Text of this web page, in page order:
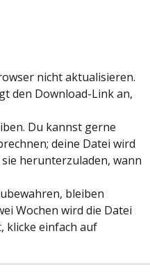
nicht aktualisieren.
den Download-Link an,
Du kannst gerne
deine Datei wird
herunterzuladen, wann
bleiben
Wochen wird die Datei
klicke einfach auf